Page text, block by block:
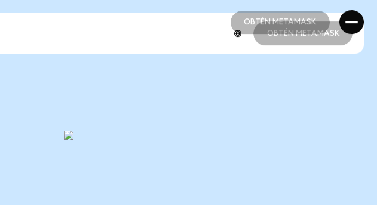
OBTÉN METAMASK
OBTÉN METAMASK
OBTÉN METAMASK